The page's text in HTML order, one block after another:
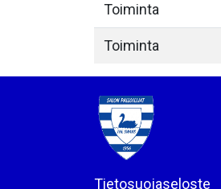
Toiminta
Toiminta
Tietosuojaseloste